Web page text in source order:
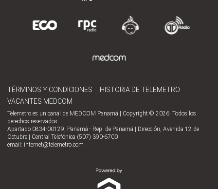
TÉRMINOS Y CONDICIONES
HISTORIA DE TELEMETRO
VACANTES MEDCOM
Telemetro es un canal de MEDCOM Panamá | Copyright © 2026. Todos los
derechos reservados.
Apartado 0834-00129, Panamá - Rep. de Panamá | Dirección, Avenida 12 de
Octubre | Central Telefónica (507) 390-6700
email: internet@telemetro.com